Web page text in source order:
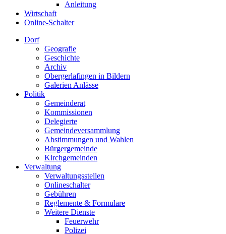
Anleitung
Wirtschaft
Online-Schalter
Dorf
Geografie
Geschichte
Archiv
Obergerlafingen in Bildern
Galerien Anlässe
Politik
Gemeinderat
Kommissionen
Delegierte
Gemeindeversammlung
Abstimmungen und Wahlen
Bürgergemeinde
Kirchgemeinden
Verwaltung
Verwaltungsstellen
Onlineschalter
Gebühren
Reglemente & Formulare
Weitere Dienste
Feuerwehr
Polizei